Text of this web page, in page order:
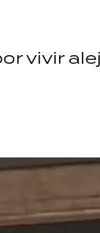
vivir